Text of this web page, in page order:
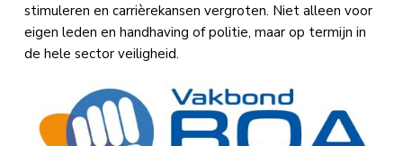
stimuleren en carrièrekansen vergroten. Niet alleen voor
eigen leden en handhaving of politie, maar op termijn in
de hele sector veiligheid.